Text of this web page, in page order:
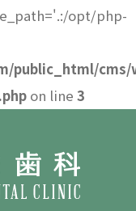
opt/php-
public_html/cms/
on line 3